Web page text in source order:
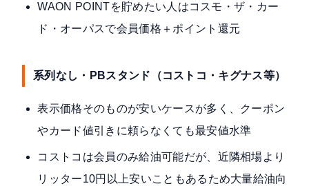
WAON POINTを貯めたい人はコスモ・ザ・カー
ド・オーパスで会員価格＋ポイント還元
系列なし・PBスタンド（コストコ・キグナス等）
表示価格そのものが安いケースが多く、クーポン
やカード値引きに頼らなくても最安値水準
コストコは会員のみ給油可能だが、近隣相場より
リッター10円以上安いこともあるため大量給油向